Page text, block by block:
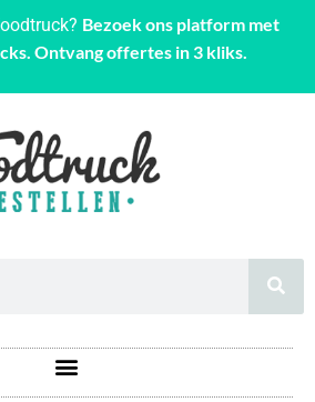
Bezoek ons platform met
Ontvang offertes in 3 kliks.